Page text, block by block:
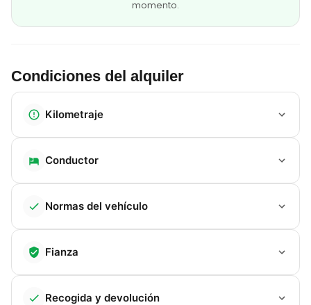
inteligentes como su baño compacto con pared
giratoria, que optimiza la zona de ducha y aseo según
compacto, además de una excelente iluminación
natural. Su diseño se completa con un gran garaje
transportar equipaje voluminoso o bicicletas y disfrutar
de la ruta con total autonomía.
momento.
Condiciones del alquiler
Kilometraje
Conductor
Normas del vehículo
Fianza
Recogida y devolución